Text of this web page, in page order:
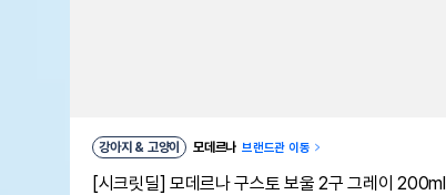
강아지 & 고양이 모데르나 브랜드관 이동
[시크릿딜] 모데르나 구스토 보울 2구 그레이 200ml